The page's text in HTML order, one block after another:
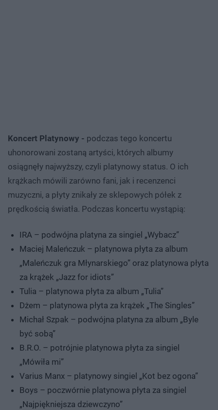
Koncert Platynowy - podczas tego koncertu
uhonorowani zostaną artyści, których albumy
osiągnęły najwyższy, czyli platynowy status. O ich
krążkach mówili zarówno fani, jak i recenzenci
muzyczni, a płyty znikały ze sklepowych półek z
prędkością światła. Podczas koncertu wystąpią:
IRA – podwójna platyna za singiel „Wybacz”
Maciej Maleńczuk – platynowa płyta za album
„Maleńczuk gra Młynarskiego” oraz platynowa płyta
za krążek „Jazz for idiots”
Tulia – platynowa płyta za album „Tulia”
Dżem – platynowa płyta za krążek „The Singles”
Michał Szpak – podwójna platyna za album „Byle
być sobą”
B.R.O. – potrójnie platynowa płyta za singiel
„Mówiła mi”
Varius Manx – platynowy singiel „Kot bez ogona”
Boys – poczwórnie platynowa płyta za singiel
„Najpiękniejsza dziewczyno”